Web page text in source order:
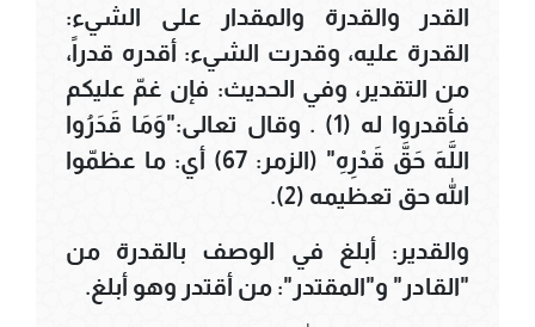
القدر والقدرة والمقدار على الشيء:
القدرة عليه، وقدرت الشيء: أقدره قدراً،
من التقدير، وفي الحديث: فإن غمّ عليكم
فأقدروا له (1) . وقال تعالى:"وَمَا قَدَرُوا
اللَّهَ حَقَّ قَدْرِهِ" (الزمر: 67) أي: ما عظمّوا
الله حق تعظيمه (2).
والقدير: أبلغ في الوصف بالقدرة من
"القادر" و"المقتدر": من أقتدر وهو أبلغ.